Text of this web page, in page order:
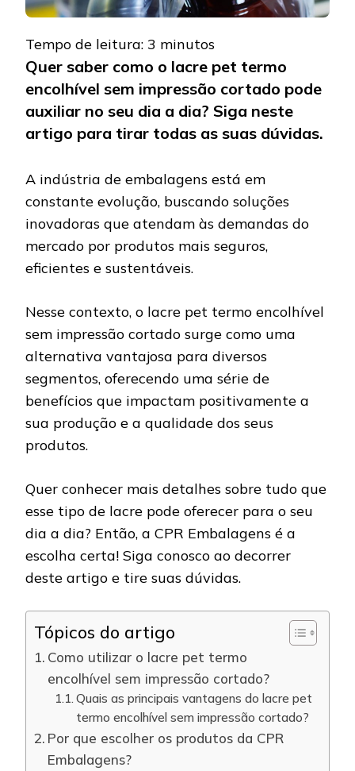
Tempo de leitura: 3 minutos
Quer saber como o lacre pet termo
encolhível sem impressão cortado pode
auxiliar no seu dia a dia? Siga neste
artigo para tirar todas as suas dúvidas.
A indústria de embalagens está em
constante evolução, buscando soluções
inovadoras que atendam às demandas do
mercado por produtos mais seguros,
eficientes e sustentáveis.
Nesse contexto, o lacre pet termo encolhível
sem impressão cortado surge como uma
alternativa vantajosa para diversos
segmentos, oferecendo uma série de
benefícios que impactam positivamente a
sua produção e a qualidade dos seus
produtos.
Quer conhecer mais detalhes sobre tudo que
esse tipo de lacre pode oferecer para o seu
dia a dia? Então, a CPR Embalagens é a
escolha certa! Siga conosco ao decorrer
deste artigo e tire suas dúvidas.
Tópicos do artigo
Como utilizar o lacre pet termo
encolhível sem impressão cortado?
Quais as principais vantagens do lacre pet
termo encolhível sem impressão cortado?
Por que escolher os produtos da CPR
Embalagens?